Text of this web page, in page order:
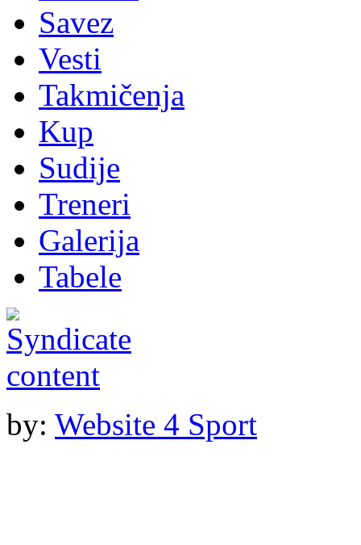
Savez
Vesti
Takmičenja
Kup
Sudije
Treneri
Galerija
Tabele
by: Website 4 Sport